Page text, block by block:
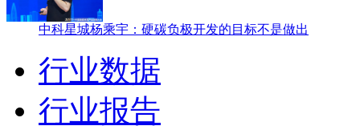
中科星城杨乘宇：硬碳负极开发的目标不是做出
行业数据
行业报告